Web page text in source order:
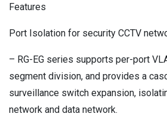
Features
Port Isolation for security CCTV
– RG-EG series supports per-port
segment division, and provides a
surveillance switch expansion,
network and data network.